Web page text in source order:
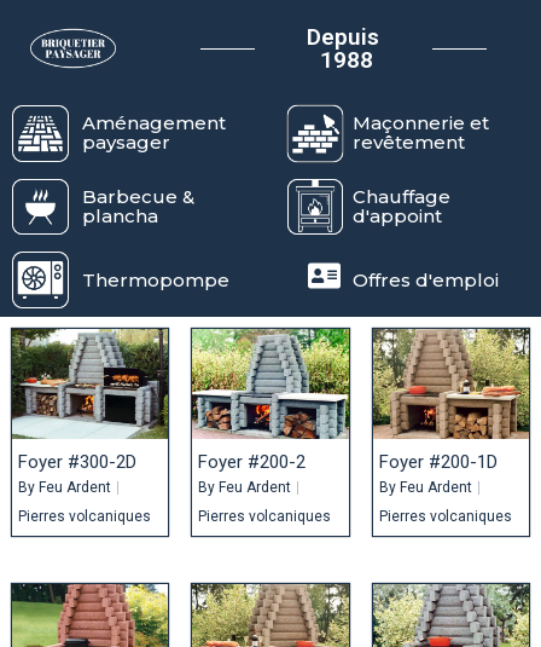
Depuis
1988
Aménagement
paysager
Maçonnerie et
revêtement
Barbecue &
plancha
Chauffage
d'appoint
Thermopompe Offres d'emploi
Foyer #300-2D
By Feu Ardent |
Pierres volcaniques
Foyer #200-2
ByFeu Ardent |
Pierres volcaniques
Foyer #200-1D
By Feu Ardent |
Pierres volcaniques